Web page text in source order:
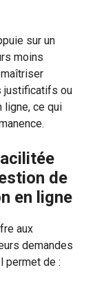
sur un
moins
justificatifs ou
ligne, ce qui
de
en ligne
aux
demandes
permet de :